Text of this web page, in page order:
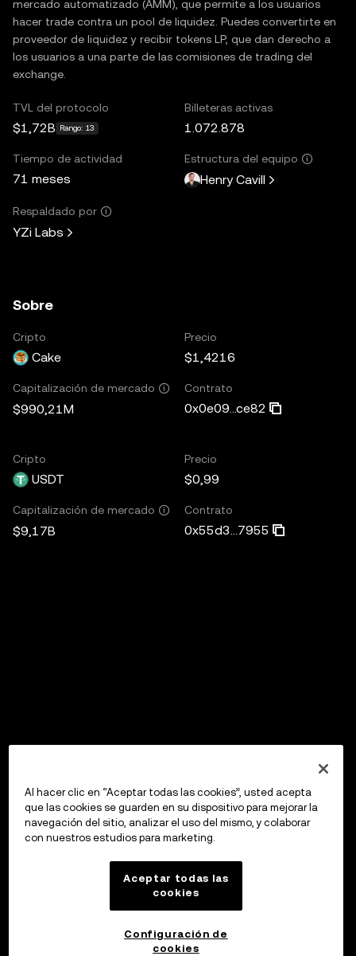
mercado automatizado (AMM), que permite a los usuarios
hacer trade contra un pool de liquidez. Puedes convertirte en
proveedor de liquidez y recibir tokens LP, que dan derecho a
los usuarios a una parte de las comisiones de trading del
exchange.
TVL del protocolo
$1,72B Rango: 13
Billeteras activas
1.072.878
Tiempo de actividad
71 meses
Estructura del equipo
Henry Cavill
Respaldado por
YZi Labs
Sobre
Cripto
Cake
Precio
$1,4216
Capitalización de mercado
$990,21M
Contrato
0x0e09...ce82
Cripto
USDT
Precio
$0,99
Capitalización de mercado
$9,17B
Contrato
0x55d3...7955
Al hacer clic en “Aceptar todas las cookies”, usted acepta
que las cookies se guarden en su dispositivo para mejorar la
navegación del sitio, analizar el uso del mismo, y colaborar
con nuestros estudios para marketing.
Aceptar todas las
cookies
Configuración de
cookies